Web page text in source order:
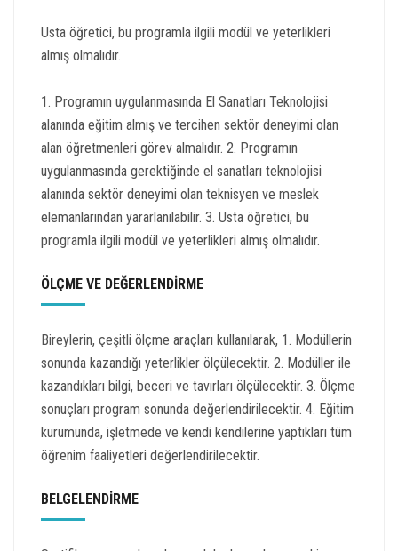
Usta öğretici, bu programla ilgili modül ve yeterlikleri
almış olmalıdır.
1. Programın uygulanmasında El Sanatları Teknolojisi
alanında eğitim almış ve tercihen sektör deneyimi olan
alan öğretmenleri görev almalıdır. 2. Programın
uygulanmasında gerektiğinde el sanatları teknolojisi
alanında sektör deneyimi olan teknisyen ve meslek
elemanlarından yararlanılabilir. 3. Usta öğretici, bu
programla ilgili modül ve yeterlikleri almış olmalıdır.
ÖLÇME VE DEĞERLENDİRME
Bireylerin, çeşitli ölçme araçları kullanılarak, 1. Modüllerin
sonunda kazandığı yeterlikler ölçülecektir. 2. Modüller ile
kazandıkları bilgi, beceri ve tavırları ölçülecektir. 3. Ölçme
sonuçları program sonunda değerlendirilecektir. 4. Eğitim
kurumunda, işletmede ve kendi kendilerine yaptıkları tüm
öğrenim faaliyetleri değerlendirilecektir.
BELGELENDİRME